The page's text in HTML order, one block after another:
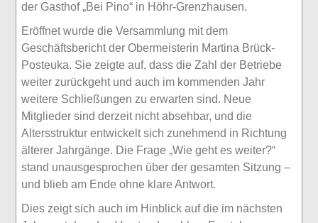
der Gasthof „Bei Pino“ in Höhr-Grenzhausen.
Eröffnet wurde die Versammlung mit dem
Geschäftsbericht der Obermeisterin Martina Brück-
Posteuka. Sie zeigte auf, dass die Zahl der Betriebe
weiter zurückgeht und auch im kommenden Jahr
weitere Schließungen zu erwarten sind. Neue
Mitglieder sind derzeit nicht absehbar, und die
Altersstruktur entwickelt sich zunehmend in Richtung
älterer Jahrgänge. Die Frage „Wie geht es weiter?“
stand unausgesprochen über der gesamten Sitzung –
und blieb am Ende ohne klare Antwort.
Dies zeigt sich auch im Hinblick auf die im nächsten